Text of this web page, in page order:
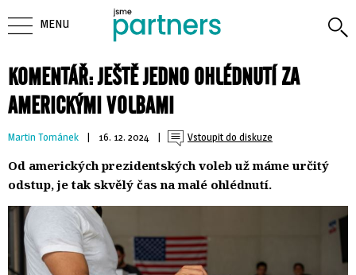
KOMENTÁŘ: JEŠTĚ JEDNO OHLÉDNUTÍ ZA
AMERICKÝMI VOLBAMI
Martin Tománek | 16. 12. 2024 | Vstoupit do diskuze
Od amerických prezidentských voleb už máme určitý
odstup, je tak skvělý čas na malé ohlédnutí.
MENU